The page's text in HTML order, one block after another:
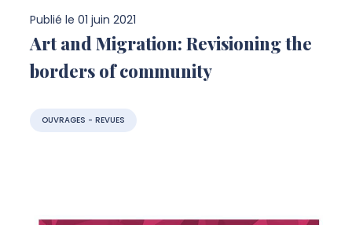
Publié le 01 juin 2021
Art and Migration: Revisioning the
borders of community
OUVRAGES - REVUES